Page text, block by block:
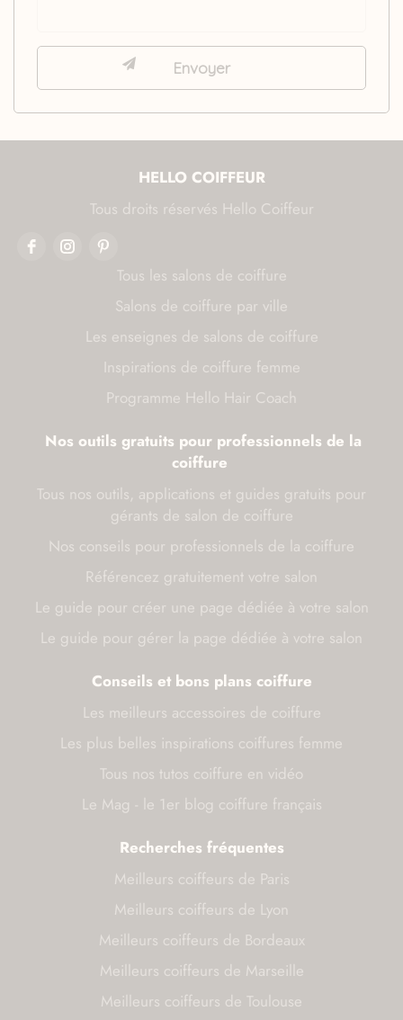
HELLO COIFFEUR
Tous droits réservés Hello Coiffeur
Tous les salons de coiffure
Salons de coiffure par ville
Les enseignes de salons de coiffure
Inspirations de coiffure femme
Programme Hello Hair Coach
Nos outils gratuits pour professionnels de la
coiffure
Tous nos outils, applications et guides gratuits pour
gérants de salon de coiffure
Nos conseils pour professionnels de la coiffure
Référencez gratuitement votre salon
Le guide pour créer une page dédiée à votre salon
Le guide pour gérer la page dédiée à votre salon
Conseils et bons plans coiffure
Les meilleurs accessoires de coiffure
Les plus belles inspirations coiffures femme
Tous nos tutos coiffure en vidéo
Le Mag - le 1er blog coiffure français
Recherches fréquentes
Meilleurs coiffeurs de Paris
Meilleurs coiffeurs de Lyon
Meilleurs coiffeurs de Bordeaux
Meilleurs coiffeurs de Marseille
Meilleurs coiffeurs de Toulouse